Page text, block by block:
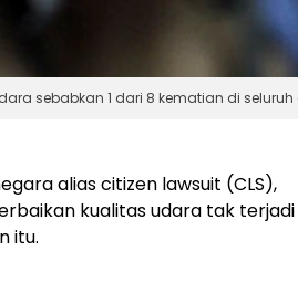
sebabkan 1 dari 8 kematian di seluruh
aliascitizen lawsuit (CLS),
kualitas udara tak terjadi
itu.